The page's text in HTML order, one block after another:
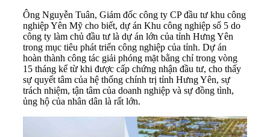
Ông Nguyễn Tuân, Giám đốc công ty CP đầu tư khu công
nghiệp Yên Mỹ cho biết, dự án Khu công nghiệp số 5 do
công ty làm chủ đầu tư là dự án lớn của tỉnh Hưng Yên
trong mục tiêu phát triển công nghiệp của tỉnh. Dự án
hoàn thành công tác giải phóng mặt bằng chỉ trong vòng
15 tháng kể từ khi được cấp chứng nhận đầu tư, cho thấy
sự quyết tâm của hệ thống chính trị tỉnh Hưng Yên, sự
trách nhiệm, tận tâm của doanh nghiệp và sự đồng tình,
ủng hộ của nhân dân là rất lớn.